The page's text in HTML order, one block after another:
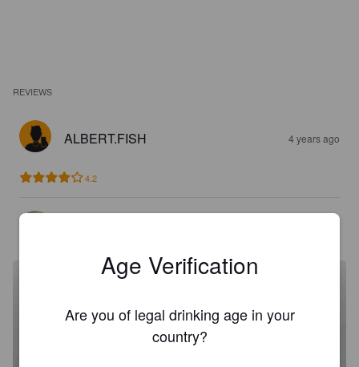
REVIEWS
ALBERT.FISH 4 years ago
4.2
Age Verification
Are you of legal drinking age in your
country?